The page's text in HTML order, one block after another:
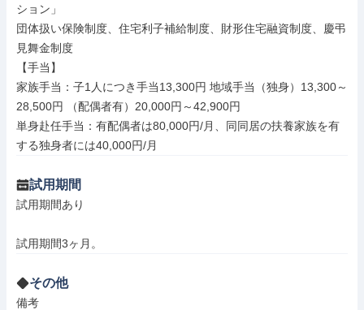
ション」
団体扱い保険制度、住宅利子補給制度、財形住宅融資制度、慶弔
見舞金制度
【手当】
家族手当：子1人につき手当13,300円 地域手当（独身）13,300～
28,500円 （配偶者有）20,000円～42,900円
単身赴任手当：有配偶者は80,000円/月、同同居の扶養家族を有
する独身者には40,000円/月
試用期間
試用期間あり
試用期間3ヶ月。
その他
備考